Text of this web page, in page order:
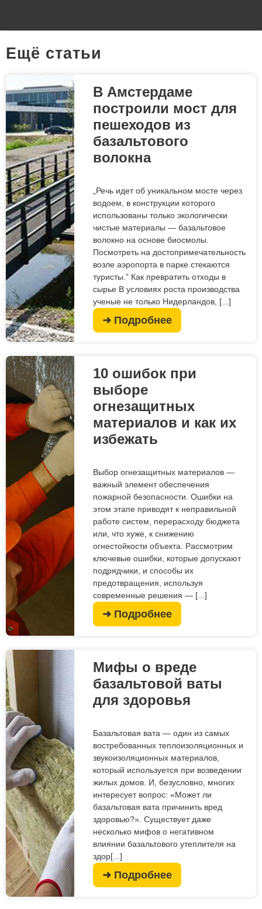
Eщё статьи
В Амстердаме
построили мост для
пешеходов из
базальтового
волокна
„Речь идет об уникальном мосте через
водоем, в конструкции которого
использованы только экологически
чистые материалы — базальтовое
волокно на основе биосмолы.
Посмотреть на достопримечательность
возле аэропорта в парке стекаются
туристы.” Как превратить отходы в
сырье В условиях роста производства
ученые не только Нидерландов, [...]
➜ Подробнее
10 ошибок при
выборе
огнезащитных
материалов и как их
избежать
Выбор огнезащитных материалов —
важный элемент обеспечения
пожарной безопасности. Ошибки на
этом этапе приводят к неправильной
работе систем, перерасходу бюджета
или, что хуже, к снижению
огнестойкости объекта. Рассмотрим
ключевые ошибки, которые допускают
подрядчики, и способы их
предотвращения, используя
современные решения — [...]
➜ Подробнее
Мифы о вреде
базальтовой ваты
для здоровья
Базальтовая вата — один из самых
востребованных теплоизоляционных и
звукоизоляционных материалов,
который используется при возведении
жилых домов. И, безусловно, многих
интересует вопрос: «Может ли
базальтовая вата причинить вред
здоровью?». Существует даже
несколько мифов о негативном
влиянии базальтового утеплителя на
здор[...]
➜ Подробнее